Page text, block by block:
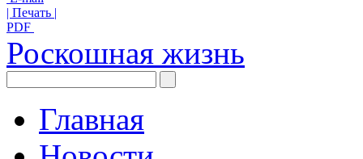
| Печать |
PDF
Роскошная жизнь
Главная